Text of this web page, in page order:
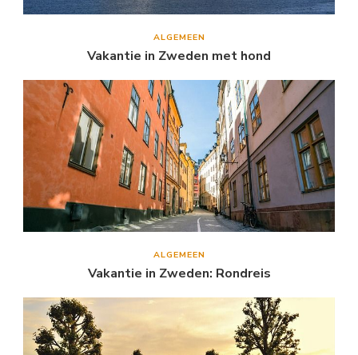
ALGEMEEN
Vakantie in Zweden met hond
ALGEMEEN
Vakantie in Zweden: Rondreis